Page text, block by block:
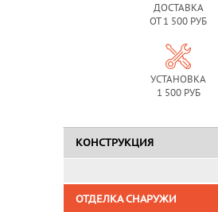
ДОСТАВКА
ОТ 1 500 РУБ
УСТАНОВКА
1 500 РУБ
КОНСТРУКЦИЯ
ОТДЕЛКА СНАРУЖИ